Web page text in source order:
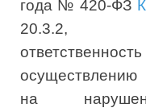
года № 420-ФЗ
20.3.2,
на